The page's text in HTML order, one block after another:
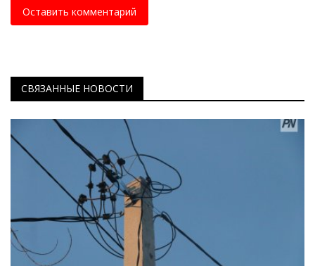
Оставить комментарий
СВЯЗАННЫЕ НОВОСТИ